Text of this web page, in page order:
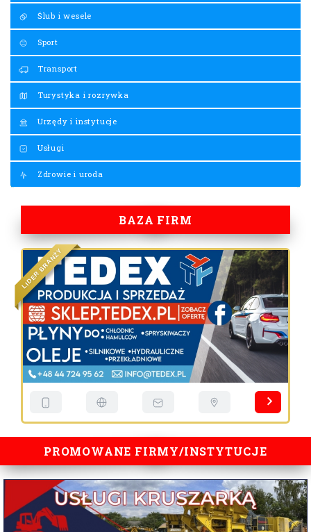
Ślub i wesele
Sport
Transport
Turystyka i rozrywka
Urzędy i instytucje
Usługi
Zdrowie i uroda
BAZA FIRM
LI
DER
BRANŻ
Y
PROMOWANE FIRMY/INSTYTUCJE